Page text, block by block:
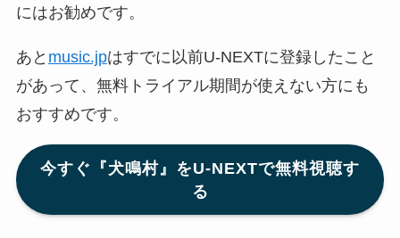
にはお勧めです。
あと music.jpはすでに以前U-NEXTに登録したこと
があって、無料トライアル期間が使えない方にも
おすすめです。
今すぐ『犬鳴村』をU-NEXTで無料視聴す
る